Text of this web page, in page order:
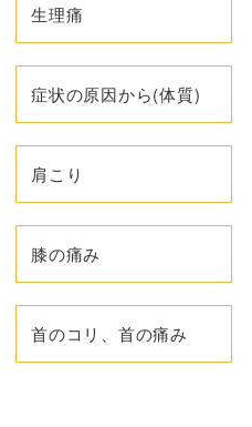
生理痛
症状の原因から(体質)
肩こり
膝の痛み
首のコリ、首の痛み